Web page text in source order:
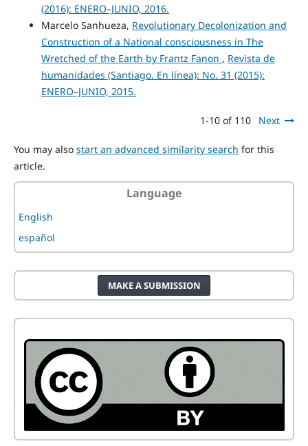
(2016): ENERO–JUNIO, 2016.
Marcelo Sanhueza, Revolutionary Decolonization and
Construction of a National consciousness in The
Wretched of the Earth by Frantz Fanon , Revista de
humanidades (Santiago. En línea): No. 31 (2015):
ENERO–JUNIO, 2015.
1-10 of 110 Next
You may also start an advanced similarity search for this
article.
Language
English
español
MAKE A SUBMISSION